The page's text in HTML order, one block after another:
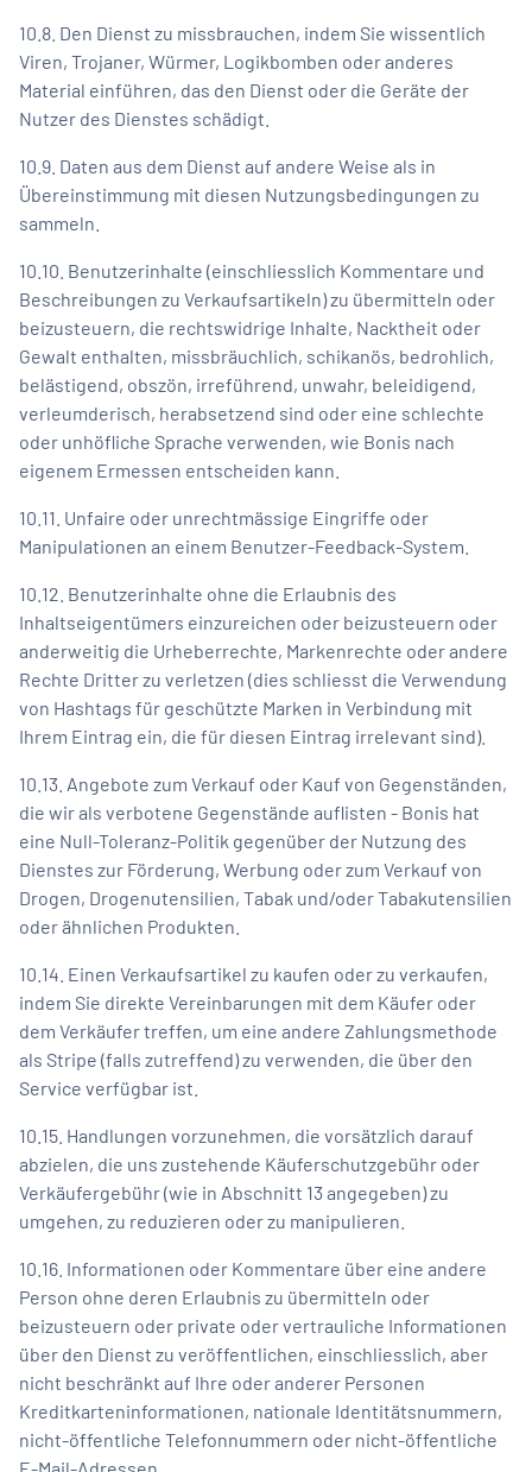
10.8. Den Dienst zu missbrauchen, indem Sie wissentlich
Viren, Trojaner, Würmer, Logikbomben oder anderes
Material einführen, das den Dienst oder die Geräte der
Nutzer des Dienstes schädigt.
10.9. Daten aus dem Dienst auf andere Weise als in
Übereinstimmung mit diesen Nutzungsbedingungen zu
sammeln.
10.10. Benutzerinhalte (einschliesslich Kommentare und
Beschreibungen zu Verkaufsartikeln) zu übermitteln oder
beizusteuern, die rechtswidrige Inhalte, Nacktheit oder
Gewalt enthalten, missbräuchlich, schikanös, bedrohlich,
belästigend, obszön, irreführend, unwahr, beleidigend,
verleumderisch, herabsetzend sind oder eine schlechte
oder unhöfliche Sprache verwenden, wie Bonis nach
eigenem Ermessen entscheiden kann.
10.11. Unfaire oder unrechtmässige Eingriffe oder
Manipulationen an einem Benutzer-Feedback-System.
10.12. Benutzerinhalte ohne die Erlaubnis des
Inhaltseigentümers einzureichen oder beizusteuern oder
anderweitig die Urheberrechte, Markenrechte oder andere
Rechte Dritter zu verletzen (dies schliesst die Verwendung
von Hashtags für geschützte Marken in Verbindung mit
Ihrem Eintrag ein, die für diesen Eintrag irrelevant sind).
10.13. Angebote zum Verkauf oder Kauf von Gegenständen,
die wir als verbotene Gegenstände auflisten - Bonis hat
eine Null-Toleranz-Politik gegenüber der Nutzung des
Dienstes zur Förderung, Werbung oder zum Verkauf von
Drogen, Drogenutensilien, Tabak und/oder Tabakutensilien
oder ähnlichen Produkten.
10.14. Einen Verkaufsartikel zu kaufen oder zu verkaufen,
indem Sie direkte Vereinbarungen mit dem Käufer oder
dem Verkäufer treffen, um eine andere Zahlungsmethode
als Stripe (falls zutreffend) zu verwenden, die über den
Service verfügbar ist.
10.15. Handlungen vorzunehmen, die vorsätzlich darauf
abzielen, die uns zustehende Käuferschutzgebühr oder
Verkäufergebühr (wie in Abschnitt 13 angegeben) zu
umgehen, zu reduzieren oder zu manipulieren.
10.16. Informationen oder Kommentare über eine andere
Person ohne deren Erlaubnis zu übermitteln oder
beizusteuern oder private oder vertrauliche Informationen
über den Dienst zu veröffentlichen, einschliesslich, aber
nicht beschränkt auf Ihre oder anderer Personen
Kreditkarteninformationen, nationale Identitätsnummern,
nicht-öffentliche Telefonnummern oder nicht-öffentliche